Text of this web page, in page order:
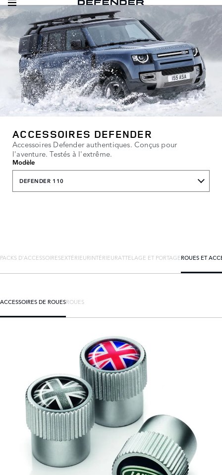
ACCESSOIRES DEFENDER
Accessoires Defender authentiques. Conçus pour
l'aventure. Testés à l'extrême.
Modèle
DEFENDER 110
PACKS D'ACCESSOIRESEXTÉRIEURINTÉRIEURATTELAGE ET PORTAGEROUES ET
ACCESSOIRES DE ROUESROUES